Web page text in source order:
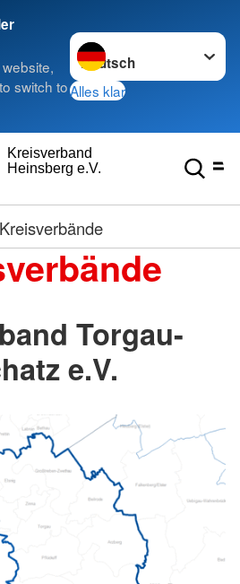
switch to
Sprache wechseln zu
Alles klar
Heinsberg e.V.
Kreisverband
Kreisverbände
Torgau-
e.V.